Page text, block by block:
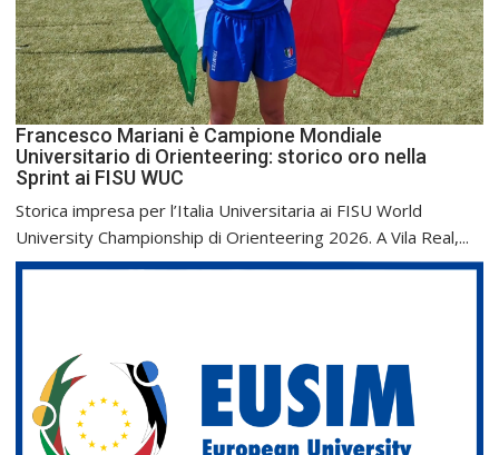
Francesco Mariani è Campione Mondiale
Universitario di Orienteering: storico oro nella
Sprint ai FISU WUC
Storica impresa per l’Italia Universitaria ai FISU World
University Championship di Orienteering 2026. A Vila Real,...